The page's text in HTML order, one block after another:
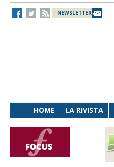
NEWSLETTER
HOME LA RIVISTA